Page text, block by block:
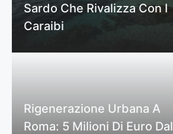
Sardo Che Rivalizza Con I
Caraibi
Rigenerazione Urbana A
Roma: 5 Milioni Di Euro Dal